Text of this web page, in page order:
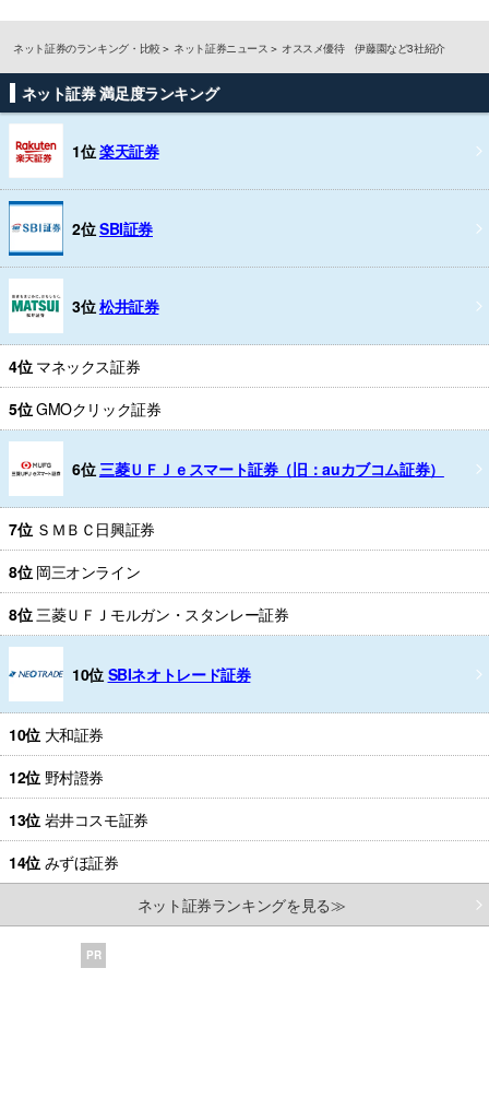
ネット証券のランキング・比較 ネット証券ニュース オススメ優待 伊藤園など3社紹介
ネット証券 満足度ランキング
1位楽天証券
2位SBI証券
3位松井証券
4位 マネックス証券
5位GMOクリック証券
6位 三菱ＵＦＪｅスマート証券（旧：auカブコム証券）
7位 ＳＭＢＣ日興証券
8位 岡三オンライン
8位 三菱ＵＦＪモルガン・スタンレー証券
10位 SBIネオトレード証券
10位 大和証券
12位 野村證券
13位 岩井コスモ証券
14位 みずほ証券
ネット証券ランキングを見る≫
PR